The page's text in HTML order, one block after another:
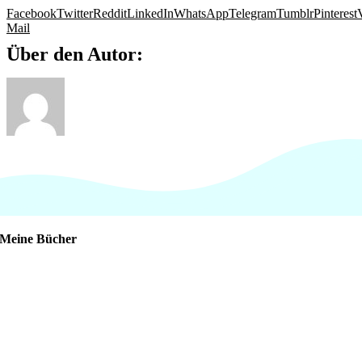
FacebookTwitterRedditLinkedInWhatsAppTelegramTumblrPinterest
Mail
Über den Autor:
Meine Bücher